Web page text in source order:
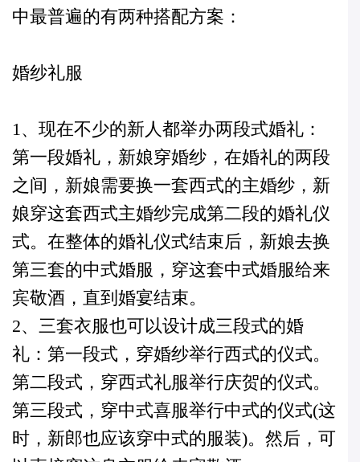
中最普遍的有两种搭配方案：
婚纱礼服
1、现在不少的新人都举办两段式婚礼：
第一段婚礼，新娘穿婚纱，在婚礼的两段
之间，新娘需要换一套西式的主婚纱，新
娘穿这套西式主婚纱完成第二段的婚礼仪
式。在整体的婚礼仪式结束后，新娘去换
第三套的中式婚服，穿这套中式婚服给来
宾敬酒，直到 婚宴结束。
2、三套衣服也可以设计成三段式的婚
礼：第一段式，穿婚纱举行西式的仪式。
第二段式，穿西式礼服举行庆贺的仪式。
第三段式，穿中式喜服举行中式的仪式(这
时，新郎也应该穿中式的服装)。然后，可